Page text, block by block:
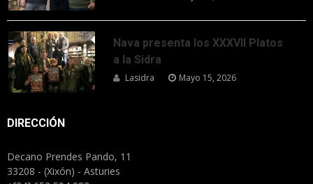
Nava presenta los XXXVII Platos
a la Sidra
Lasidra Mayo 15, 2026
DIRECCIÓN
Decano Prendes Pando, 11
33208 - (Xixón) - Asturies